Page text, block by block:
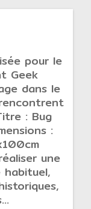
pour le
Geek
dans le
: Bug
:
une